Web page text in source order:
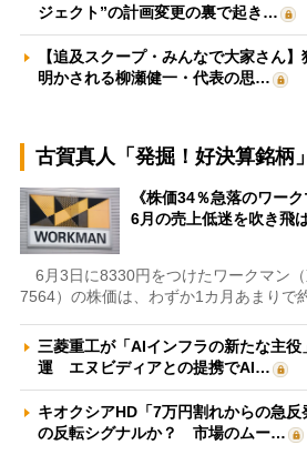
ジェクト”の計画変更の裏で起き…
【追及スクープ・みんなで大家さん
明かされる柳瀬健一・代表の思…
古賀真人「発掘！好決算銘柄」
《株価34％急落のワー
6月の売上低迷を吹き飛
6月3日に8330円をつけたワークマン（
7564）の株価は、わずか1カ月あまりで
三菱重工が「AIインフラの新たな主
運 エヌビディアとの提携でAI…
キオクシアHD「7万円割れからの急
の反転シグナルか？ 市場のムー…